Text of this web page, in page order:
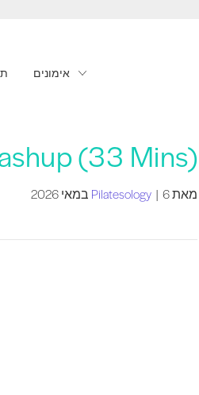
אימונים
(33 Mins)
מאת Pilatesology | 6 במאי 2026